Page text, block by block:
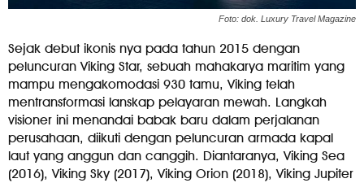
Foto: dok. Luxury Travel Magazine
Sejak debut ikonis nya pada tahun 2015 dengan
peluncuran Viking Star, sebuah mahakarya maritim yang
mampu mengakomodasi 930 tamu, Viking telah
mentransformasi lanskap pelayaran mewah. Langkah
visioner ini menandai babak baru dalam perjalanan
perusahaan, diikuti dengan peluncuran armada kapal
laut yang anggun dan canggih. Diantaranya, Viking Sea
(2016), Viking Sky (2017), Viking Orion (2018), Viking Jupiter